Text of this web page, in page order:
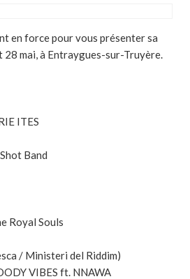
en force pour vous présenter sa
28 mai, à Entraygues-sur-Truyère.
ITES
Band
Royal Souls
/ Ministeri del Riddim)
VIBES ft. NNAWA